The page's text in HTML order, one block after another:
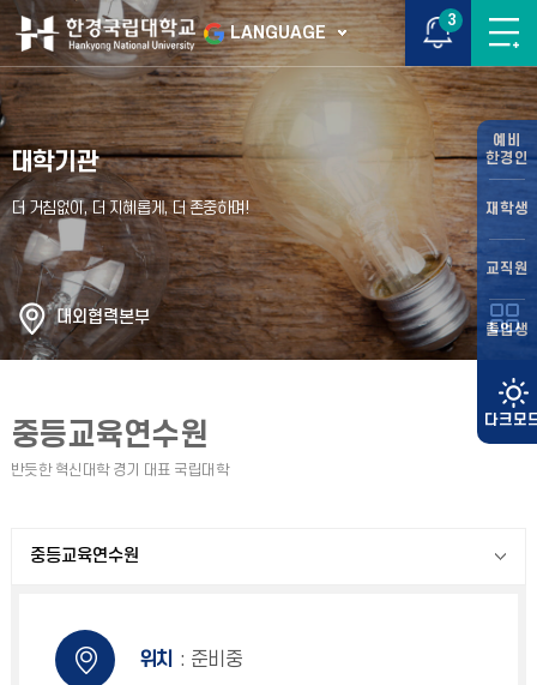
LANGUAGE
3
예비
한경인
재학생
교직원
졸업생
대학기관
대외협력본부
중등교육연수원
중등교육연수원
위치 : 준비중